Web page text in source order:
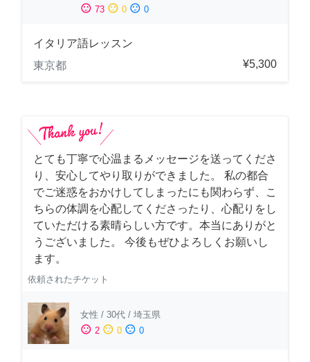
sentiment_satisfied 73 sentiment_neutral 0 sentiment_dissatisfied 0
イタリア語レッスン
東京都
¥5,300
とても丁寧で心温まるメッセージを送ってくださ
り、安心してやり取りができました。 私の都合
でご迷惑をおかけしてしまったにも関わらず、こ
ちらの体調を心配してくださったり、心配りをし
ていただける素晴らしい方です。本当にありがと
うございました。 今後もぜひよろしくお願いし
ます。
依頼されたチケット
女性 / 30代 / 埼玉県
sentiment_satisfied 2 sentiment_neutral 0 sentiment_dissatisfied 0